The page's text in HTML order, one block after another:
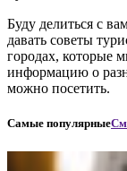
Буду делиться с
давать советы
городах, которые
информацию о
можно посетить.
Самые популярные